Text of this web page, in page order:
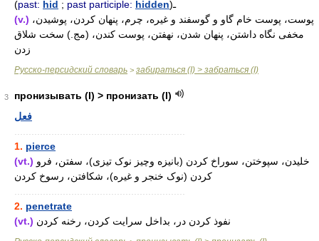
(past: hid ; past participle: hidden )ـ
(v.)
مخفی نگاه داشتن، پنهان شدن، نهفتن، پوست کندن، (مج.) سخت شلاق
زدن
Русско-персидский словарь > забираться (I) > забраться (I)
3
пронизывать (I) > пронизать (I)
فعل
1. pierce
(vt.)
کردن (نوک خنجر و غیره)، شکافتن، رسوخ کردن
2. penetrate
(vt.) نفوذ کردن در، بداخل سرایت کردن، رخنه کردن